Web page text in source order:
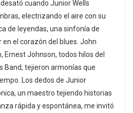
cuando Junior Wells
electrizando el aire con su
de leyendas, una sinfonía de
el corazón del blues. John
Ernest Johnson, todos hilos del
Band, tejieron armonías que
Los dedos de Junior
un maestro tejiendo historias
rápida y espontánea, me invitó